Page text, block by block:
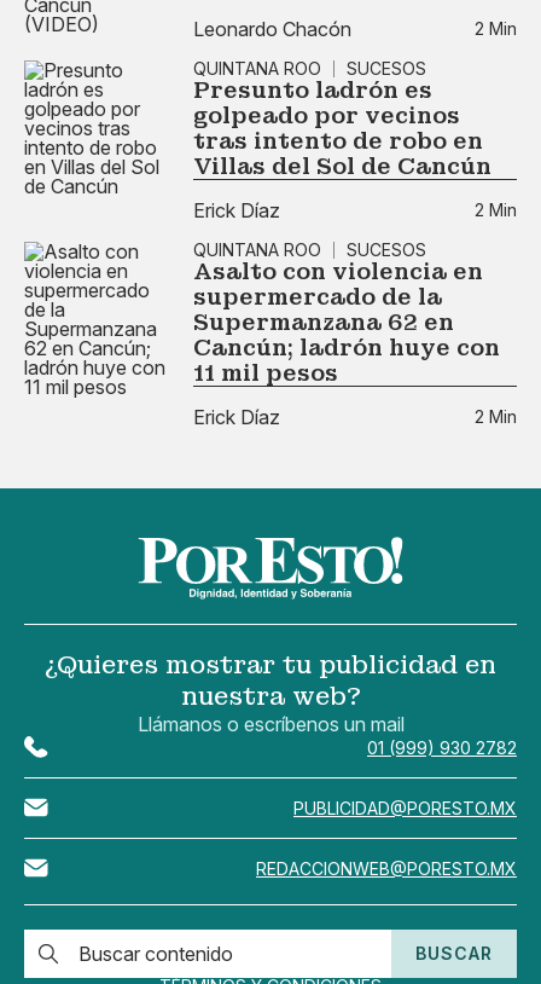
Leonardo Chacón
2 Min
QUINTANA ROO
SUCESOS
Presunto ladrón es
golpeado por vecinos
tras intento de robo en
Villas del Sol de Cancún
Erick Díaz
2 Min
QUINTANA ROO
SUCESOS
Asalto con violencia en
supermercado de la
Supermanzana 62 en
Cancún; ladrón huye con
11 mil pesos
Erick Díaz 2 Min
¿Quieres mostrar tu publicidad en
nuestra web?
Llámanos o escríbenos un mail
01 (999) 930 2782
PUBLICIDAD@PORESTO.MX
REDACCIONWEB@PORESTO.MX
BUSCAR